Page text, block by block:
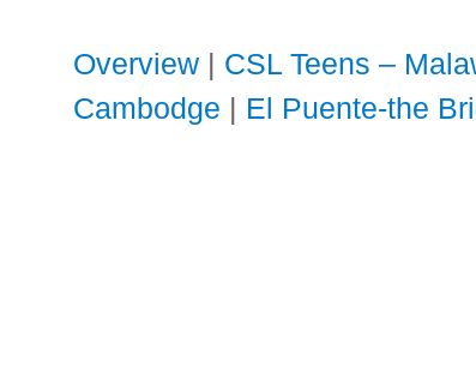
Overview | CSL Teens –
Cambodge | El Puente-the